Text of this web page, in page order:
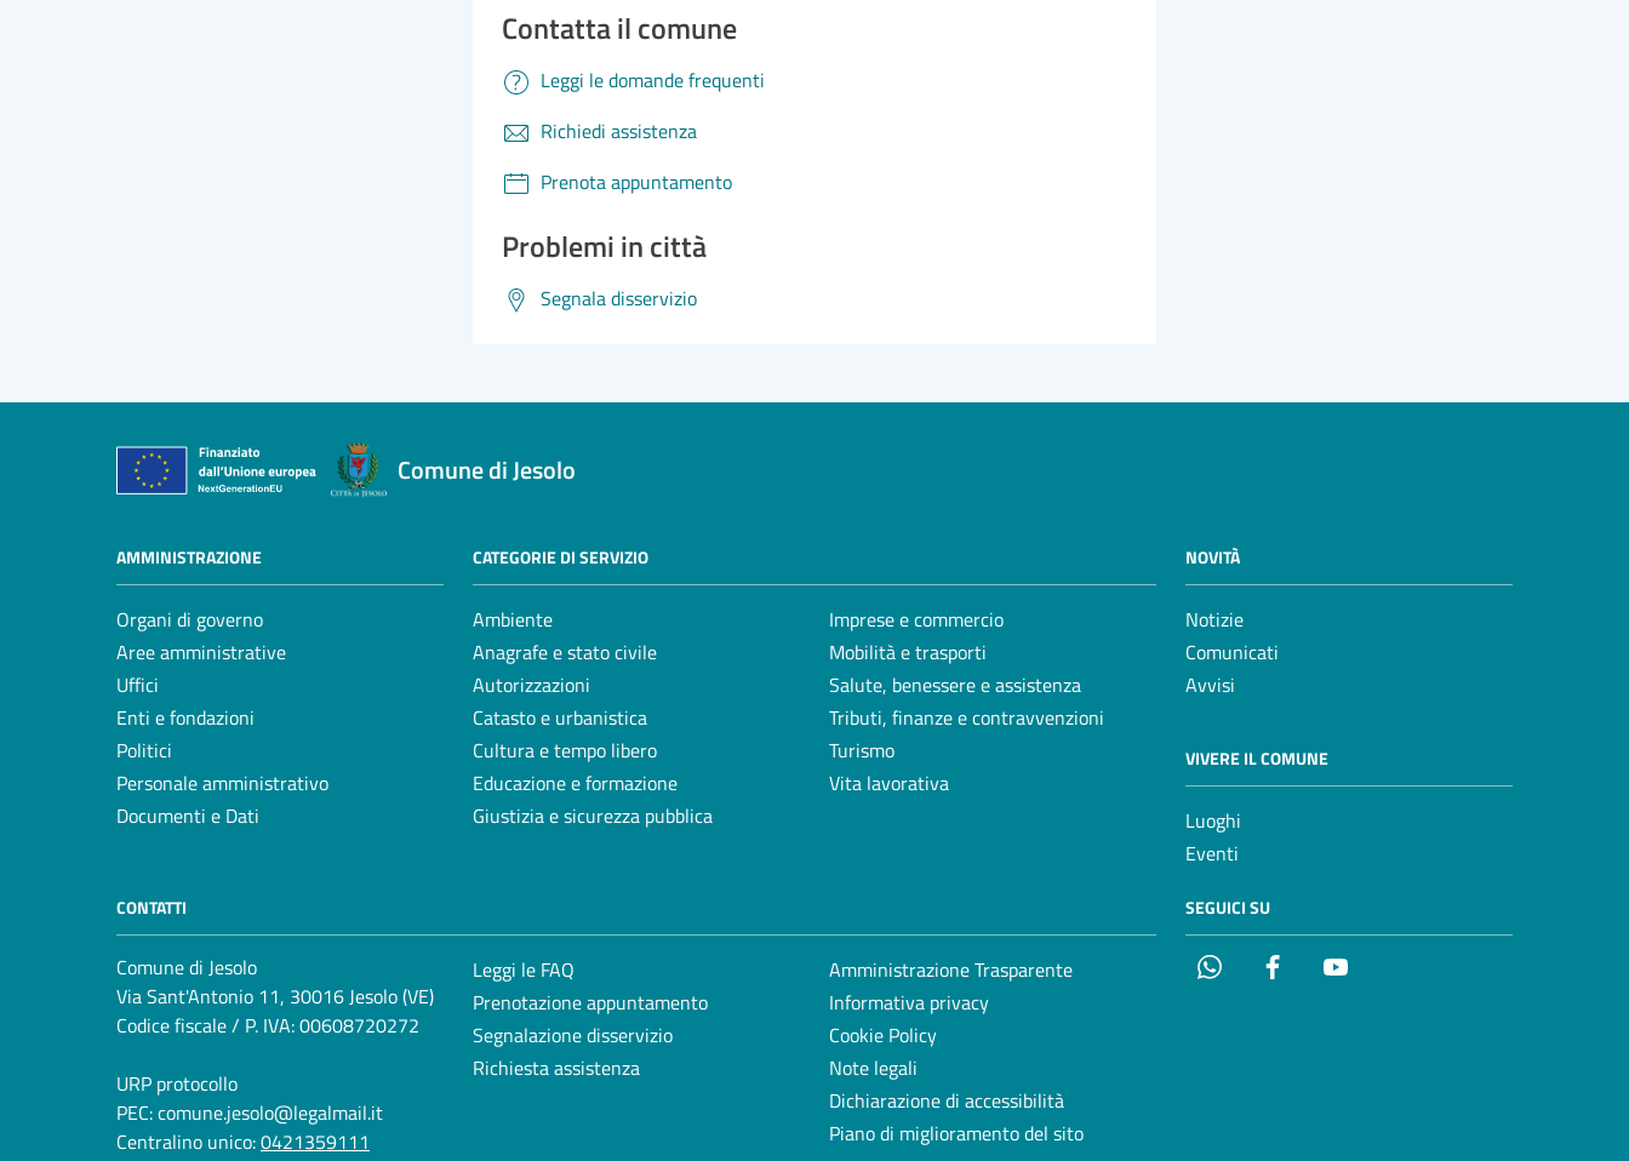
Contatta il comune
Leggi le domande frequenti
Richiedi assistenza
Prenota appuntamento
Problemi in città
Segnala disservizio
Comune di Jesolo
AMMINISTRAZIONE
Organi di governo
Aree amministrative
Uffici
Enti e fondazioni
Politici
Personale amministrativo
Documenti e Dati
CATEGORIE DI SERVIZIO
Ambiente
Anagrafe e stato civile
Autorizzazioni
Catasto e urbanistica
Cultura e tempo libero
Educazione e formazione
Giustizia e sicurezza pubblica
Imprese e commercio
Mobilità e trasporti
Salute, benessere e assistenza
Tributi, finanze e contravvenzioni
Turismo
Vita lavorativa
NOVITÀ
Notizie
Comunicati
Avvisi
VIVERE IL COMUNE
Luoghi
Eventi
CONTATTI
Comune di Jesolo
Via Sant'Antonio 11, 30016 Jesolo (VE)
Codice fiscale / P. IVA: 00608720272
URP protocollo
PEC:comune.jesolo@legalmail.it
Centralino unico:0421359111
Leggi le FAQ
Prenotazione appuntamento
Segnalazione disservizio
Richiesta assistenza
Amministrazione Trasparente
Informativa privacy
Cookie Policy
Note legali
Dichiarazione di accessibilità
Piano di miglioramento del sito
SEGUICI SU
Whatsapp Facebook